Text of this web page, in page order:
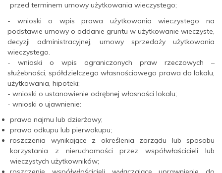
przed terminem umowy użytkowania wieczystego;
- wnioski o wpis prawa użytkowania wieczystego na
podstawie umowy o oddanie gruntu w użytkowanie wieczyste,
decyzji administracyjnej, umowy sprzedaży użytkowania
wieczystego.
- wnioski o wpis ograniczonych praw rzeczowych –
służebności, spółdzielczego własnościowego prawa do lokalu,
użytkowania, hipoteki;
- wnioski o ustanowienie odrębnej własności lokalu;
- wnioski o ujawnienie:
prawa najmu lub dzierżawy;
prawa odkupu lub pierwokupu;
roszczenia wynikające z określenia zarządu lub sposobu
korzystania z nieruchomości przez współwłaścicieli lub
wieczystych użytkowników;